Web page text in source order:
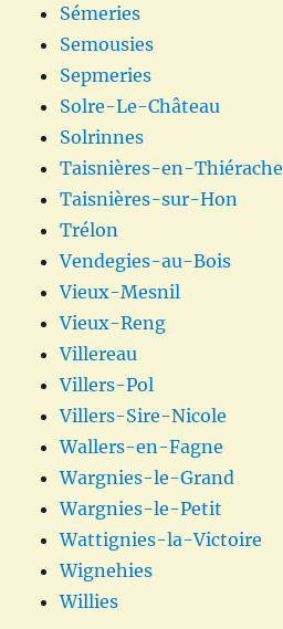
Sémeries
Semousies
Sepmeries
Solre-Le-Château
Solrinnes
Taisnières-en-Thiérache
Taisnières-sur-Hon
Trélon
Vendegies-au-Bois
Vieux-Mesnil
Vieux-Reng
Villereau
Villers-Pol
Villers-Sire-Nicole
Wallers-en-Fagne
Wargnies-le-Grand
Wargnies-le-Petit
Wattignies-la-Victoire
Wignehies
Willies